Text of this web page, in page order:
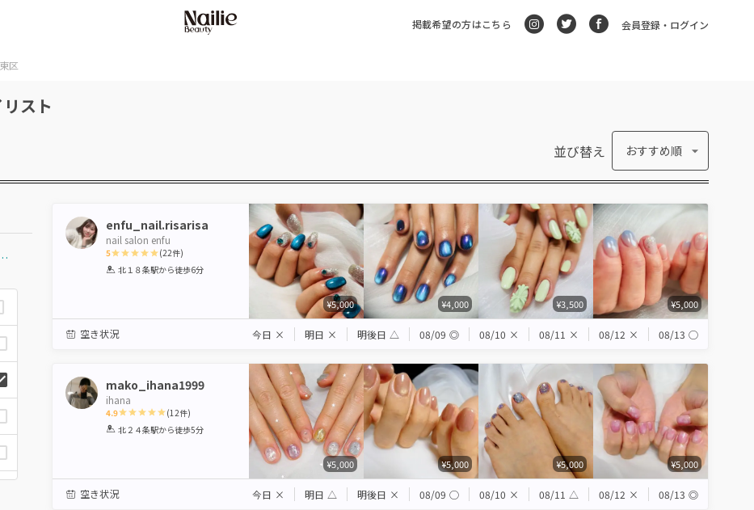
掲載希望の方はこちら 会員登録・ログイン
区
スト
並び替え おすすめ順
アから選ぶ/北区・東区
enfu_nail.risarisa
nail salon enfu
5
1 2 3 4 5
(22件)
北１８条駅から徒歩6分
¥5,000 ¥4,000 ¥3,500 ¥5,000
空き状況 今日 × 明日 × 明後日 △ 08/09 ◎ 08/10 × 08/11 × 08/12 × 08/13 ◯
mako_ihana1999
ihana
4.9
1 2 3 4 5
(12件)
北２４条駅から徒歩5分
¥5,000 ¥5,000 ¥5,000 ¥5,000
空き状況 今日 × 明日 △ 明後日 × 08/09 ◯ 08/10 × 08/11 △ 08/12 × 08/13 ◎